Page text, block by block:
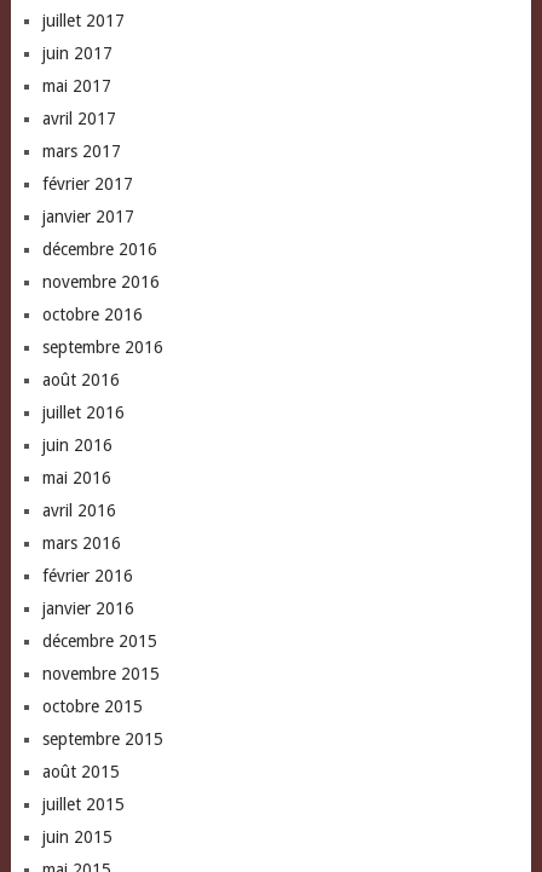
juillet 2017
juin 2017
mai 2017
avril 2017
mars 2017
février 2017
janvier 2017
décembre 2016
novembre 2016
octobre 2016
septembre 2016
août 2016
juillet 2016
juin 2016
mai 2016
avril 2016
mars 2016
février 2016
janvier 2016
décembre 2015
novembre 2015
octobre 2015
septembre 2015
août 2015
juillet 2015
juin 2015